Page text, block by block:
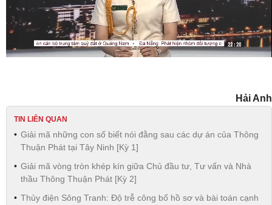
Video
Hải Anh
TIN LIÊN QUAN
Giải mã những con số biết nói đằng sau các dự án của Thông
Thuận Phát tại Tây Ninh [Kỳ 1]
Giải mã vòng tròn khép kín giữa Chủ đầu tư, Tư vấn và Nhà
thầu Thông Thuận Phát [Kỳ 2]
Thủy điện Sông Tranh: Độ trễ công bố hồ sơ và bài toán cạnh